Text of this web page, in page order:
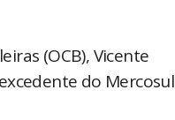
(OCB), Vicente
do